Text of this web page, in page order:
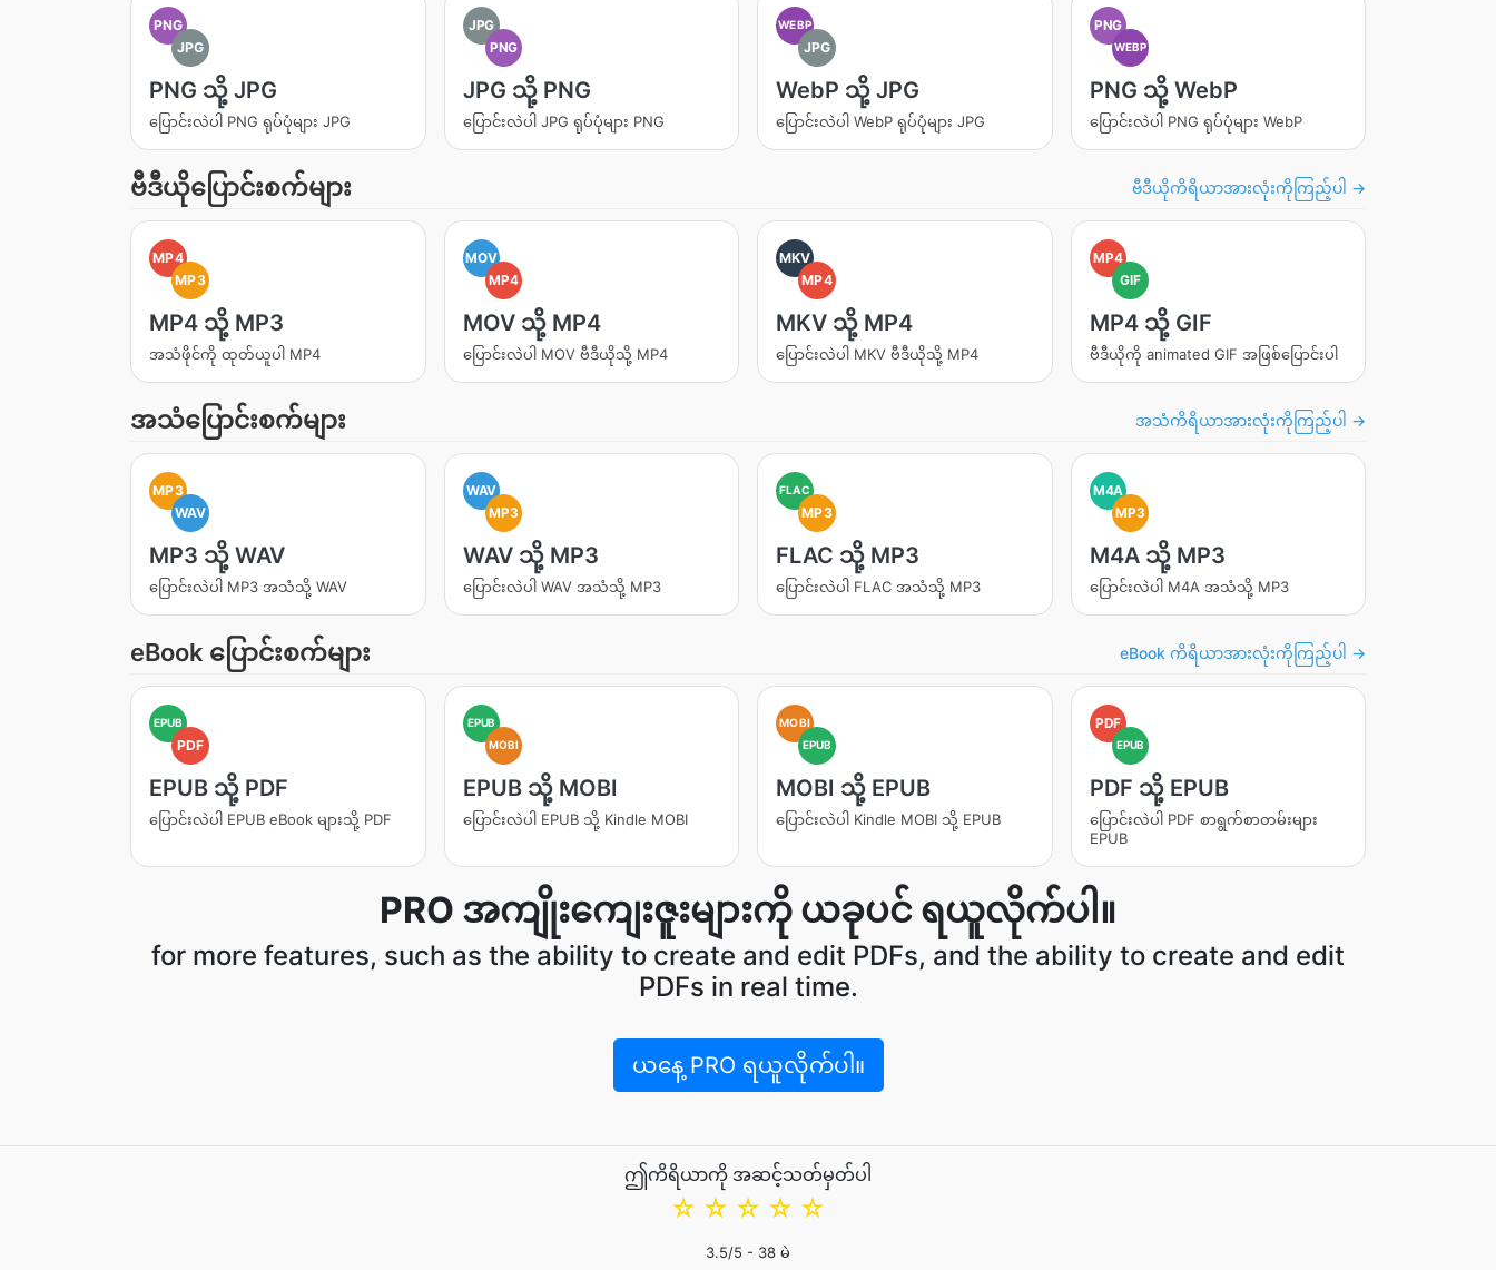
PNG
JPG
PNG သို့ JPG
ပြောင်းလဲပါ PNG ရုပ်ပုံများ JPG
JPG
PNG
JPG သို့ PNG
ပြောင်းလဲပါ JPG ရုပ်ပုံများ PNG
WEBP
JPG
WebP သို့ JPG
ပြောင်းလဲပါ WebP ရုပ်ပုံများ JPG
PNG
WEBP
PNG သို့ WebP
ပြောင်းလဲပါ PNG ရုပ်ပုံများ WebP
ဗီဒီယိုပြောင်းစက်များ ဗီဒီယိုကိရိယာအားလုံးကိုကြည့်ပါ →
MP4
MP3
MP4 သို့ MP3
အသံဖိုင်ကို ထုတ်ယူပါ MP4
MOV
MP4
MOV သို့ MP4
ပြောင်းလဲပါ MOV ဗီဒီယိုသို့ MP4
MKV
MP4
MKV သို့ MP4
ပြောင်းလဲပါ MKV ဗီဒီယိုသို့ MP4
MP4
GIF
MP4 သို့ GIF
ဗီဒီယိုကို animated GIF အဖြစ်ပြောင်းပါ
အသံပြောင်းစက်များ အသံကိရိယာအားလုံးကိုကြည့်ပါ →
MP3
WAV
MP3 သို့ WAV
ပြောင်းလဲပါ MP3 အသံသို့ WAV
WAV
MP3
WAV သို့ MP3
ပြောင်းလဲပါ WAV အသံသို့ MP3
FLAC
MP3
FLAC သို့ MP3
ပြောင်းလဲပါ FLAC အသံသို့ MP3
M4A
MP3
M4A သို့ MP3
ပြောင်းလဲပါ M4A အသံသို့ MP3
eBook ပြောင်းစက်များ eBook ကိရိယာအားလုံးကိုကြည့်ပါ →
EPUB
PDF
EPUB သို့ PDF
ပြောင်းလဲပါ EPUB eBook များသို့ PDF
EPUB
MOBI
EPUB သို့ MOBI
ပြောင်းလဲပါ EPUB သို့ Kindle MOBI
MOBI
EPUB
MOBI သို့ EPUB
ပြောင်းလဲပါ Kindle MOBI သို့ EPUB
PDF
EPUB
PDF သို့ EPUB
ပြောင်းလဲပါ PDF စာရွက်စာတမ်းများ
EPUB
PRO အကျိုးကျေးဇူးများကို ယခုပင် ရယူလိုက်ပါ။
for more features, such as the ability to create and edit PDFs, and the ability to create and edit
PDFs in real time.
ယနေ့ PRO ရယူလိုက်ပါ။
ဤကိရိယာကို အဆင့်သတ်မှတ်ပါ
☆
☆
☆
☆
☆
3.5/5 - 38 မဲ